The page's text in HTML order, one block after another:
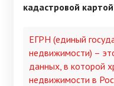
кадастровой
ЕГРН (единый
недвижимости) –
данных, в которой
недвижимости в